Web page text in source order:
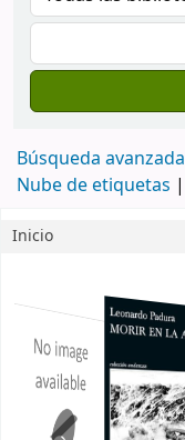
Búsqueda avanzada
Nube de etiquetas
Inicio